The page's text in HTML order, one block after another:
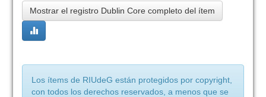
Mostrar el registro Dublin Core completo del ítem
Los ítems de RIUdeG están protegidos por copyright,
con todos los derechos reservados, a menos que se